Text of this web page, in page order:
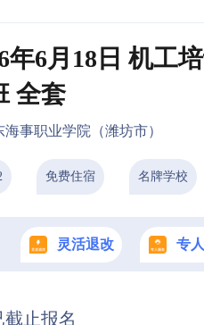
年6月18日 机工
全套
海事职业学院（潍坊市）
免费住宿 名牌学校
灵活退改 专
截止报名